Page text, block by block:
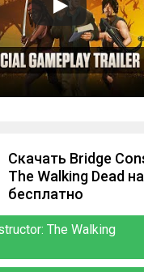
Скачать Bridge
The Walking Dead
бесплатно
The Walking